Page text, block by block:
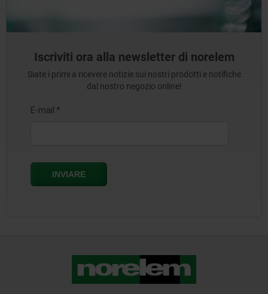
Iscriviti ora alla newsletter di norelem
Siate i primi a ricevere notizie sui nostri prodotti e notifiche
dal nostro negozio online!